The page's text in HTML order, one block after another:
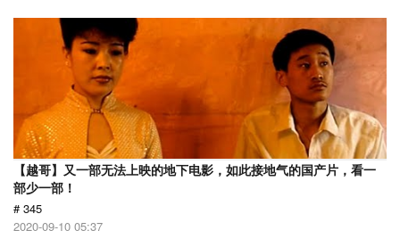
【越哥】又一部无法上映的地下电影，如此接地气的国产片，看一
部少一部！
# 345
2020-09-10 05:37